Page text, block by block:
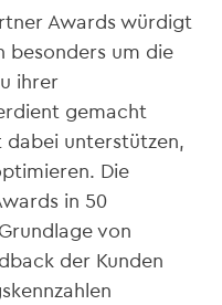
Awards würdigt
besonders um die
ihrer
gemacht
unterstützen,
Die
in 50
von
der Kunden